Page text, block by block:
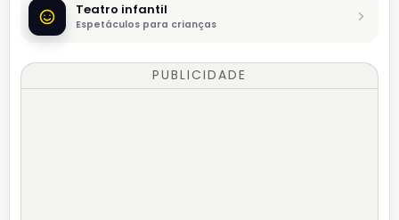
Teatro infantil
Espetáculos para crianças
PUBLICIDADE